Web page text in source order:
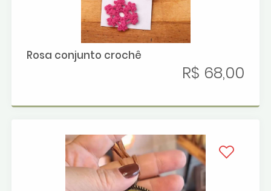
Rosa conjunto crochê
R$ 68,00